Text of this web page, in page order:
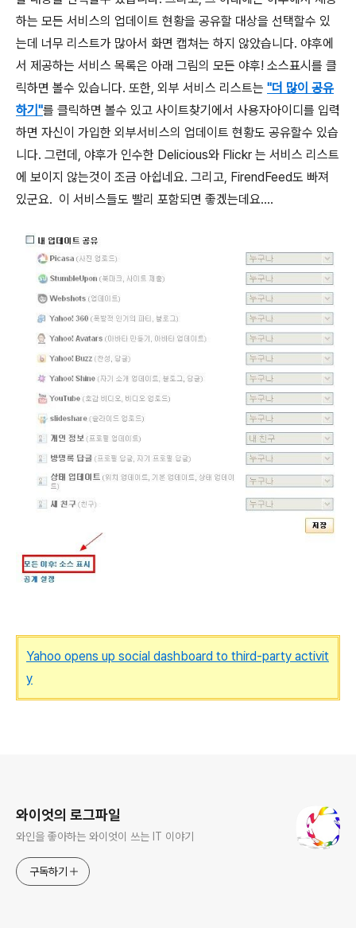
하는 모든 서비스의 업데이트 현황을 공유할 대상을 선택할수 있
는데 너무 리스트가 많아서 화면 캡쳐는 하지 않았습니다. 야후에
서 제공하는 서비스 목록은 아래 그림의 모든 야후! 소스표시를 클
릭하면 볼수 있습니다. 또한, 외부 서비스 리스트는 "더 많이 공유
하기"를 클릭하면 볼수 있고 사이트찾기에서 사용자아이디를 입력
하면 자신이 가입한 외부서비스의 업데이트 현황도 공유할수 있습
니다. 그런데, 야후가 인수한 Delicious와 Flickr 는 서비스 리스트
에 보이지 않는것이 조금 아쉽네요. 그리고, FirendFeed도 빠져
있군요. 이 서비스들도 빨리 포함되면 좋겠는데요....
Yahoo opens up social dashboard to third-party activit
y
와이엇의 로그파일
와인을 좋아하는 와이엇이 쓰는 IT 이야기
구독하기